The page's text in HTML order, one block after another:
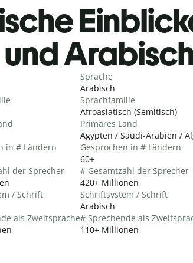
in # Ländern
der Sprecher
/ Schrift
als Zweitsprache
Sprache
Arabisch
Sprachfamilie
Afroasiatisch (Semitisch)
Primäres Land
Ägypten / Saudi-Arabien /
Gesprochen in # Ländern
60+
# Gesamtzahl der Sprecher
420+ Millionen
Schriftsystem / Schrift
Arabisch
# Sprechende als
110+ Millionen